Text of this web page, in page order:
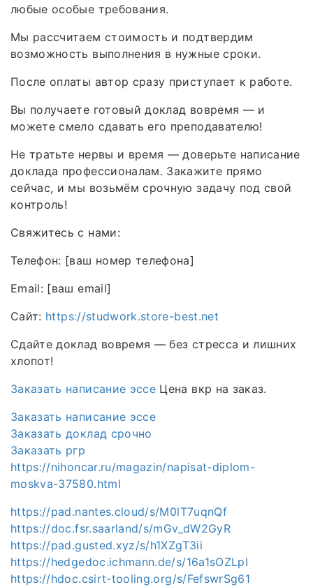
любые особые требования.
Мы рассчитаем стоимость и подтвердим
возможность выполнения в нужные сроки.
После оплаты автор сразу приступает к работе.
Вы получаете готовый доклад вовремя — и
можете смело сдавать его преподавателю!
Не тратьте нервы и время — доверьте написание
доклада профессионалам. Закажите прямо
сейчас, и мы возьмём срочную задачу под свой
контроль!
Свяжитесь с нами:
Телефон: [ваш номер телефона]
Email: [ваш email]
Сайт: https://studwork.store-best.net
Сдайте доклад вовремя — без стресса и лишних
хлопот!
Заказать написание эссе Цена вкр на заказ.
Заказать написание эссе
Заказать доклад срочно
Заказать ргр
https://nihoncar.ru/magazin/napisat-diplom-
moskva-37580.html
https://pad.nantes.cloud/s/M0lT7uqnQf
https://doc.fsr.saarland/s/mGv_dW2GyR
https://pad.gusted.xyz/s/h1XZgT3ii
https://hedgedoc.ichmann.de/s/16a1sOZLpI
https://hdoc.csirt-tooling.org/s/FefswrSg61